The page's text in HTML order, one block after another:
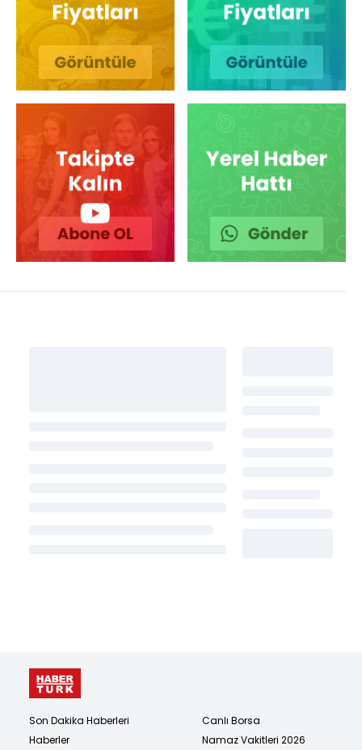
Son Dakika Haberleri
Haberler
Canlı Borsa
Namaz Vakitleri 2026